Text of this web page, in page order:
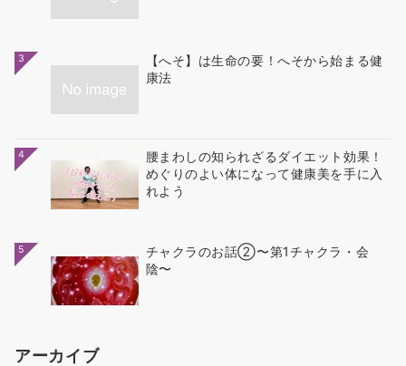
3
【へそ】は生命の要！へそから始まる健
康法
4
腰まわしの知られざるダイエット効果！
めぐりのよい体になって健康美を手に入
れよう
5
チャクラのお話②〜第1チャクラ・会
陰〜
アーカイブ